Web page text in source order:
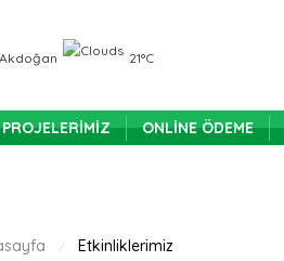
Akdoğan 21°C
PROJELERIMIZ ONLINE ÖDEME
/ Etkinliklerimiz